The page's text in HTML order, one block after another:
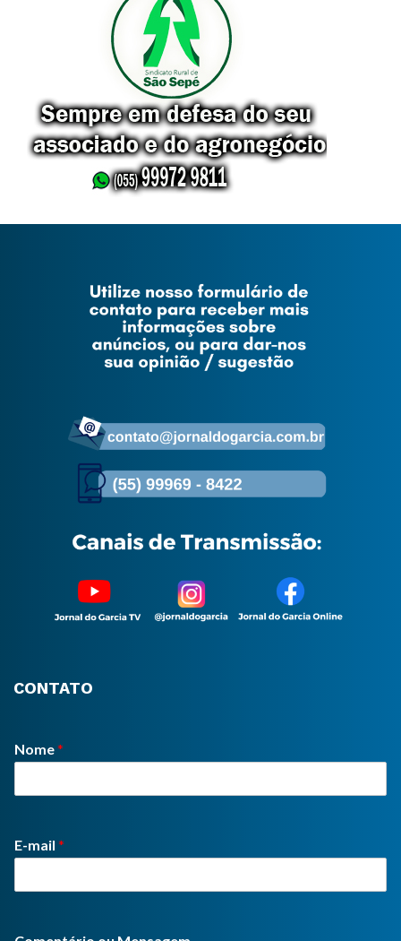
CONTATO
Nome*
E-mail *